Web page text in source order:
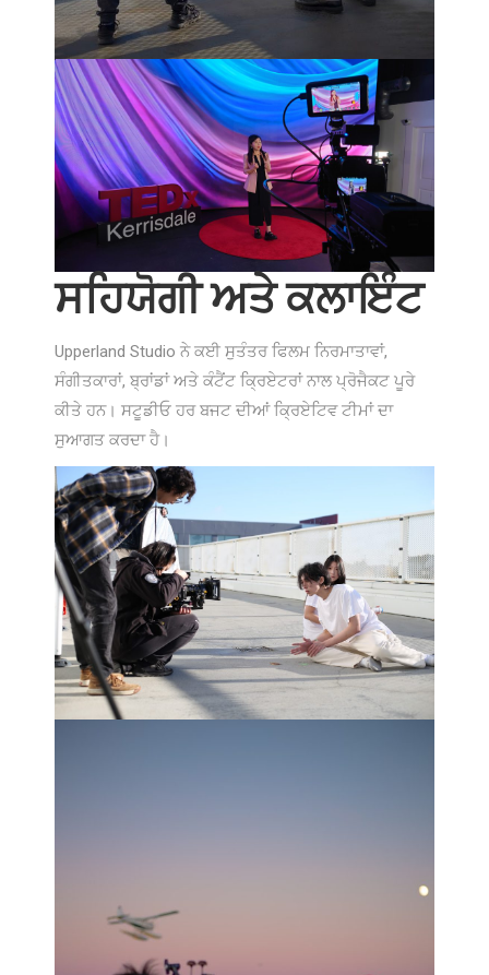
ਸਹਿਯੋਗੀ ਅਤੇ ਕਲਾਇੰਟ
Upperland Studio ਨੇ ਕਈ ਸੁਤੰਤਰ ਫਿਲਮ ਨਿਰਮਾਤਾਵਾਂ,
ਸੰਗੀਤਕਾਰਾਂ, ਬ੍ਰਾਂਡਾਂ ਅਤੇ ਕੰਟੈਂਟ ਕ੍ਰਿਏਟਰਾਂ ਨਾਲ ਪ੍ਰੋਜੈਕਟ ਪੂਰੇ
ਕੀਤੇ ਹਨ। ਸਟੂਡੀਓ ਹਰ ਬਜਟ ਦੀਆਂ ਕ੍ਰਿਏਟਿਵ ਟੀਮਾਂ ਦਾ
ਸੁਆਗਤ ਕਰਦਾ ਹੈ।